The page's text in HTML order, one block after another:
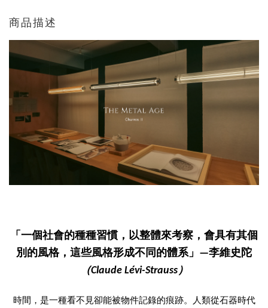
商品描述
「一個社會的種種習慣，以整體來考察，會具有其個
別的風格，這些風格形成不同的體系」—李維史陀
（Claude Lévi-Strauss）
時間，是一種看不見卻能被物件記錄的痕跡。人類從石器時代